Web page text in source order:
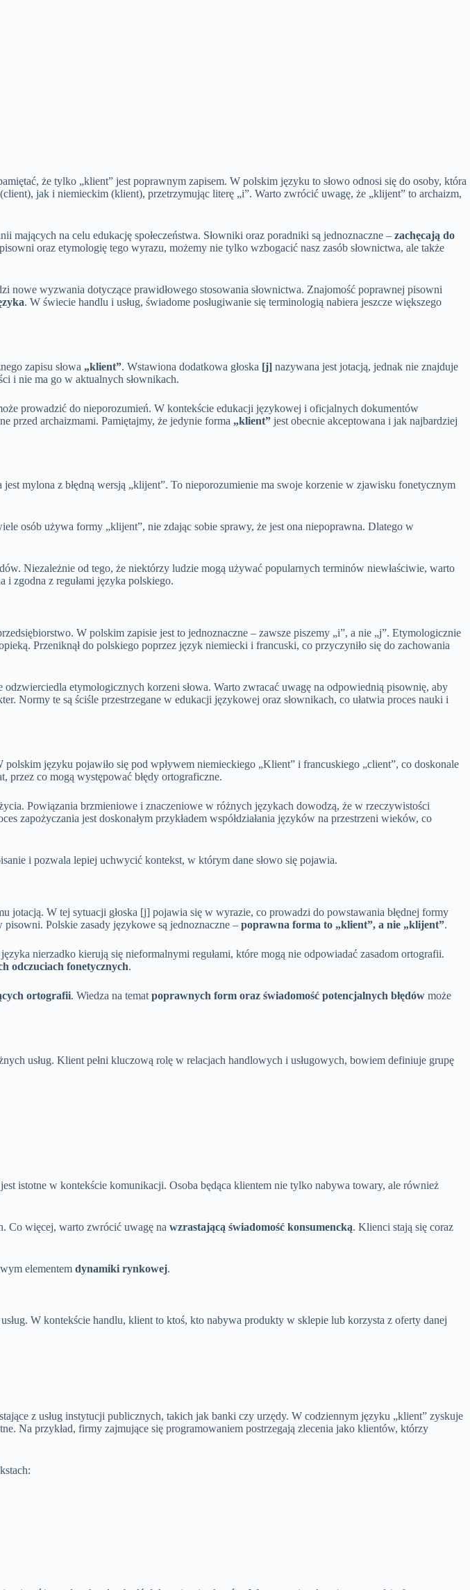
że tylko „klient” jest poprawnym zapisem. W polskim języku to słowo odnosi się do osoby, która
jak i niemieckim (klient), przetrzymując literę „i”. Warto zwrócić uwagę, że „klijent” to archaizm,
mających na celu edukację społeczeństwa. Słowniki oraz poradniki są jednoznaczne – zachęcają do
oraz etymologię tego wyrazu, możemy nie tylko wzbogacić nasz zasób słownictwa, ale także
nowe wyzwania dotyczące prawidłowego stosowania słownictwa. Znajomość poprawnej pisowni
. W świecie handlu i usług, świadome posługiwanie się terminologią nabiera jeszcze większego
zapisu słowa „klient”. Wstawiona dodatkowa głoska [j] nazywana jest jotacją, jednak nie znajduje
i nie ma go w aktualnych słownikach.
prowadzić do nieporozumień. W kontekście edukacji językowej i oficjalnych dokumentów
przed archaizmami. Pamiętajmy, że jedynie forma „klient” jest obecnie akceptowana i jak najbardziej
mylona z błędną wersją „klijent”. To nieporozumienie ma swoje korzenie w zjawisku fonetycznym
osób używa formy „klijent”, nie zdając sobie sprawy, że jest ona niepoprawna. Dlatego w
Niezależnie od tego, że niektórzy ludzie mogą używać popularnych terminów niewłaściwie, warto
i zgodna z regułami języka polskiego.
W polskim zapisie jest to jednoznaczne – zawsze piszemy „i”, a nie „j”. Etymologicznie
Przeniknął do polskiego poprzez język niemiecki i francuski, co przyczyniło się do zachowania
odzwierciedla etymologicznych korzeni słowa. Warto zwracać uwagę na odpowiednią pisownię, aby
Normy te są ściśle przestrzegane w edukacji językowej oraz słownikach, co ułatwia proces nauki i
języku pojawiło się pod wpływem niemieckiego „Klient” i francuskiego „client”, co doskonale
przez co mogą występować błędy ortograficzne.
Powiązania brzmieniowe i znaczeniowe w różnych językach dowodzą, że w rzeczywistości
zapożyczania jest doskonałym przykładem współdziałania języków na przestrzeni wieków, co
i pozwala lepiej uchwycić kontekst, w którym dane słowo się pojawia.
W tej sytuacji głoska [j] pojawia się w wyrazie, co prowadzi do powstawania błędnej formy
Polskie zasady językowe są jednoznaczne – poprawna forma to „klient”, a nie „klijent”.
nierzadko kierują się nieformalnymi regułami, które mogą nie odpowiadać zasadom ortografii.
odczuciach fonetycznych.
ortografii. Wiedza na temat poprawnych form oraz świadomość potencjalnych błędów może
usług. Klient pełni kluczową rolę w relacjach handlowych i usługowych, bowiem definiuje grupę
istotne w kontekście komunikacji. Osoba będąca klientem nie tylko nabywa towary, ale również
Co więcej, warto zwrócić uwagę na wzrastającą świadomość konsumencką. Klienci stają się coraz
elementem dynamiki rynkowej.
W kontekście handlu, klient to ktoś, kto nabywa produkty w sklepie lub korzysta z oferty danej
z usług instytucji publicznych, takich jak banki czy urzędy. W codziennym języku „klient” zyskuje
Na przykład, firmy zajmujące się programowaniem postrzegają zlecenia jako klientów, którzy